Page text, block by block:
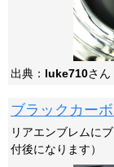
出典： luke710さん
ブラックカー
リアエンブレムに
付後になります）